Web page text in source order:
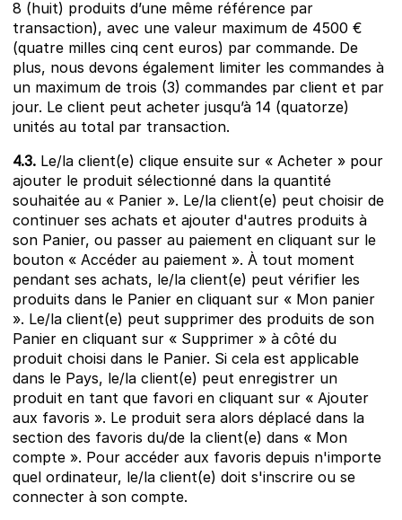
8 (huit) produits d’une même référence par
transaction), avec une valeur maximum de 4500 €
(quatre milles cinq cent euros) par commande. De
plus, nous devons également limiter les commandes à
un maximum de trois (3) commandes par client et par
jour. Le client peut acheter jusqu’à 14 (quatorze)
unités au total par transaction.​
4.3. Le/la client(e) clique ensuite sur « Acheter » pour
ajouter le produit sélectionné dans la quantité
souhaitée au « Panier ». Le/la client(e) peut choisir de
continuer ses achats et ajouter d'autres produits à
son Panier, ou passer au paiement en cliquant sur le
bouton « Accéder au paiement ». À tout moment
pendant ses achats, le/la client(e) peut vérifier les
produits dans le Panier en cliquant sur « Mon panier
». Le/la client(e) peut supprimer des produits de son
Panier en cliquant sur « Supprimer » à côté du
produit choisi dans le Panier. Si cela est applicable
dans le Pays, le/la client(e) peut enregistrer un
produit en tant que favori en cliquant sur « Ajouter
aux favoris ». Le produit sera alors déplacé dans la
section des favoris du/de la client(e) dans « Mon
compte ». Pour accéder aux favoris depuis n'importe
quel ordinateur, le/la client(e) doit s'inscrire ou se
connecter à son compte.